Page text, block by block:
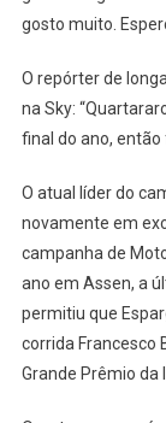
gosto muito.
O repórter de
na Sky:
final do ano, então
O atual líder do
novamente em
campanha de
ano em Assen, a
permitiu que
corrida Francesco
Grande Prêmio da